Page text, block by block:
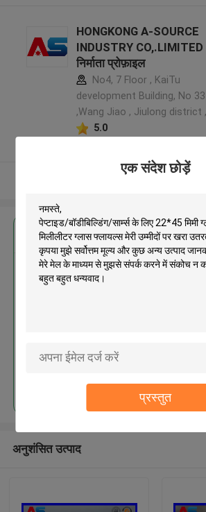
एक संदेश छोड़ें
प्रस्तुत
HONGKONG A-SOURCE
INDUSTRY CO,.LIMITED
निर्माता प्रोफ़ाइल
No4, 7 Floor , KaiTu
development Building, No 33
,Wang Jiao , Jiulong district
5.0
सबसे उत्तम प्रतिदान
अनुशंसित उत्पाद